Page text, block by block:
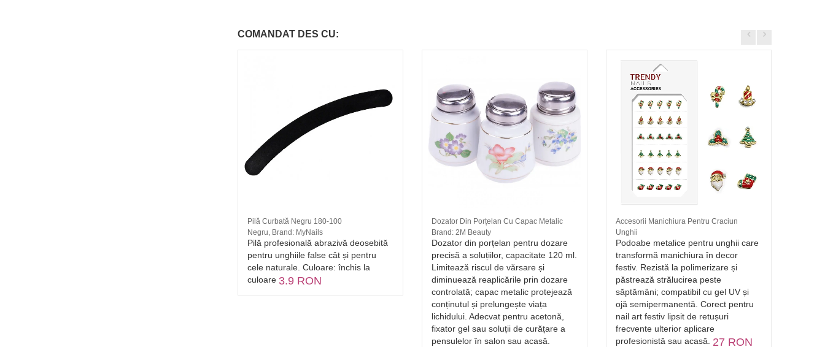
COMANDAT DES CU:
Pilă Curbată Negru 180-100
Negru, Brand: MyNails
Pilă profesională abrazivă deosebită
pentru unghiile false cât și pentru
cele naturale. Culoare: închis la
culoare 3.9 RON
Dozator Din Porțelan Cu Capac Metalic
Brand: 2M Beauty
Dozator din porțelan pentru dozare
precisă a soluțiilor, capacitate 120 ml.
Limitează riscul de vărsare și
diminuează reaplicările prin dozare
controlată; capac metalic protejează
conținutul și prelungește viața
lichidului. Adecvat pentru acetonă,
fixator gel sau soluții de curățare a
pensulelor în salon sau acasă.
Accesorii Manichiura Pentru Craciun
Unghii
Podoabe metalice pentru unghii care
transformă manichiura în decor
festiv. Rezistă la polimerizare și
păstrează strălucirea peste
săptămâni; compatibil cu gel UV și
ojă semipermanentă. Corect pentru
nail art festiv lipsit de retușuri
frecvente ulterior aplicare
profesionistă sau acasă. 27 RON